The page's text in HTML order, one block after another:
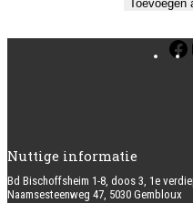
Toevoegen
Nuttige informatie
Bd Bischoffsheim 1-8, doos 3, 1e
Naamsesteenweg 47, 5030 Gembloux